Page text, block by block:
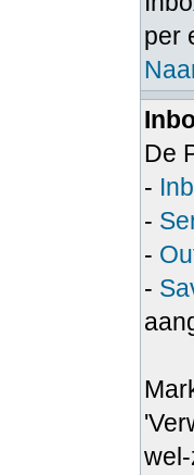
per
De
-
-
-
-